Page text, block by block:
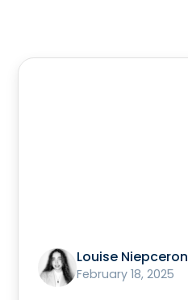
Louise Niepceron
February 18, 2025